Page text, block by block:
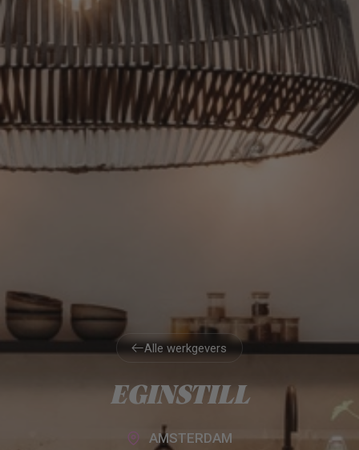
Alle werkgevers
EGINSTILL
AMSTERDAM